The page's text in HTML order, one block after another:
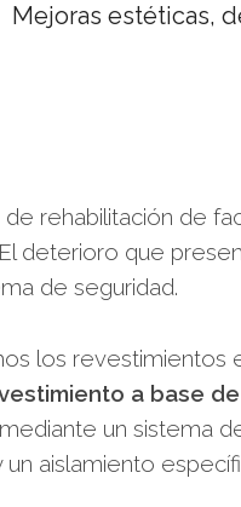
Mejoras estéticas,
rehabilitación de
deterioro que
de seguridad.
los revestimientos
a base
un sistema
un aislamiento